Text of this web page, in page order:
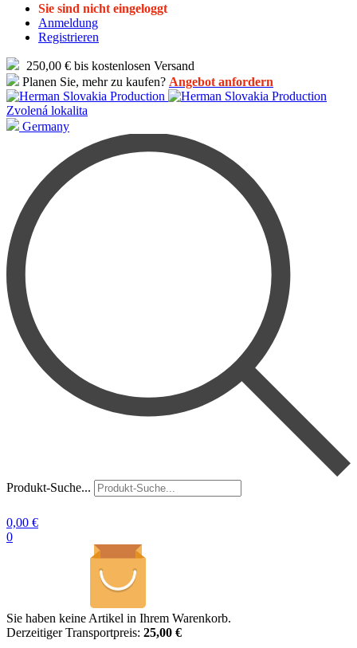
Sie sind nicht eingeloggt
Anmeldung
Registrieren
250,00 € bis kostenlosen Versand
Planen Sie, mehr zu kaufen? Angebot anfordern
Zvolená lokalita
Germany
Produkt-Suche...
0,00 €
0
Sie haben keine Artikel in Ihrem Warenkorb.
Derzeitiger Transportpreis: 25,00 €